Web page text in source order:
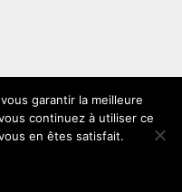
garantir la meilleure
continuez à utiliser ce
en êtes satisfait.